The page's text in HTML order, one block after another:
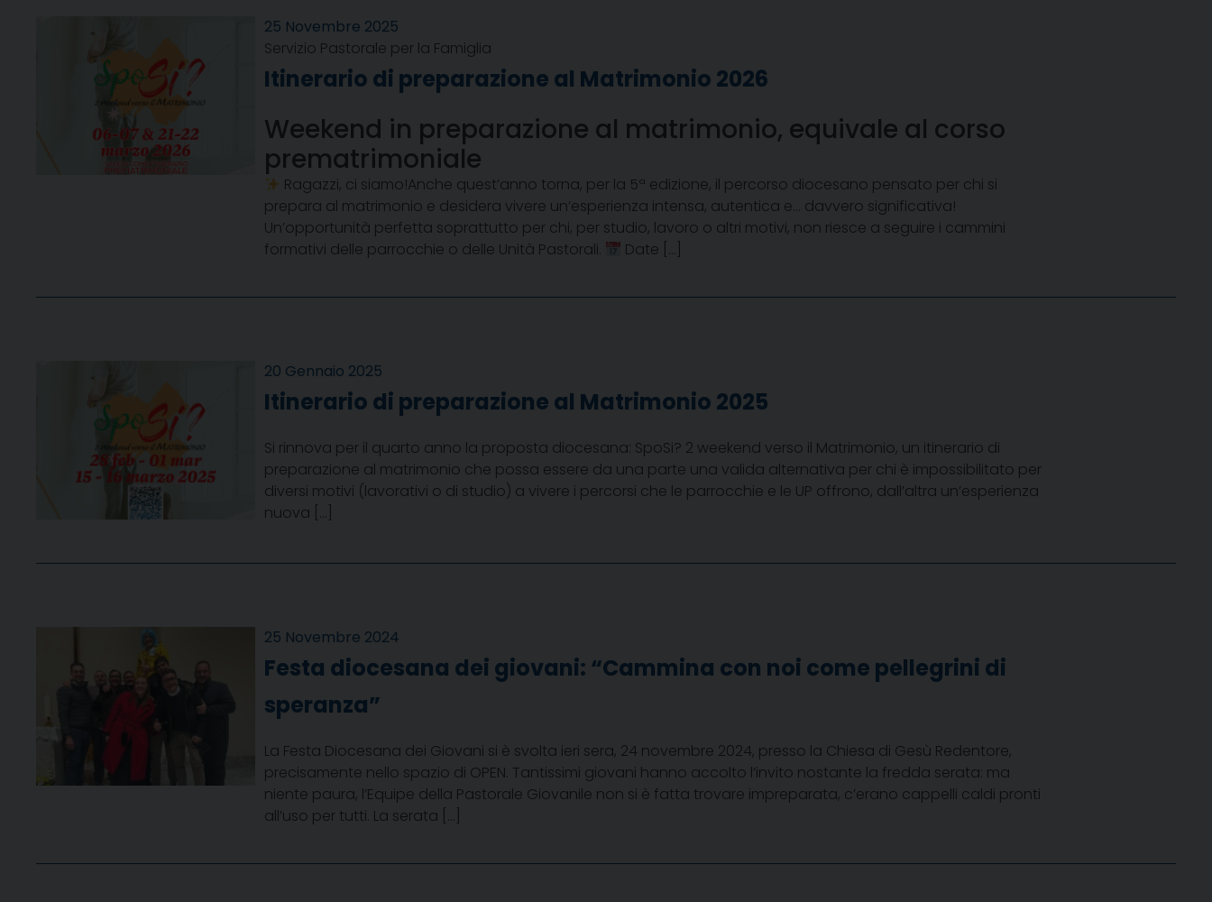
25 Novembre 2025
Servizio Pastorale per la Famiglia
Itinerario di preparazione al Matrimonio 2026
Weekend in preparazione al matrimonio, equivale al corso
prematrimoniale
Ragazzi, ci siamo!Anche quest’anno torna, per la 5ª edizione, il percorso diocesano pensato per chi si
prepara al matrimonio e desidera vivere un’esperienza intensa, autentica e… davvero significativa!
Un’opportunità perfetta soprattutto per chi, per studio, lavoro o altri motivi, non riesce a seguire i cammini
formativi delle parrocchie o delle Unità Pastorali.
Date […]
20 Gennaio 2025
Itinerario di preparazione al Matrimonio 2025
Si rinnova per il quarto anno la proposta diocesana: SpoSi? 2 weekend verso il Matrimonio, un itinerario di
preparazione al matrimonio che possa essere da una parte una valida alternativa per chi è impossibilitato per
diversi motivi (lavorativi o di studio) a vivere i percorsi che le parrocchie e le UP offrono, dall’altra un’esperienza
nuova […]
25 Novembre 2024
Festa diocesana dei giovani: “Cammina con noi come pellegrini di
speranza”
La Festa Diocesana dei Giovani si è svolta ieri sera, 24 novembre 2024, presso la Chiesa di Gesù Redentore,
precisamente nello spazio di OPEN. Tantissimi giovani hanno accolto l’invito nostante la fredda serata: ma
niente paura, l’Equipe della Pastorale Giovanile non si è fatta trovare impreparata, c’erano cappelli caldi pronti
all’uso per tutti. La serata […]